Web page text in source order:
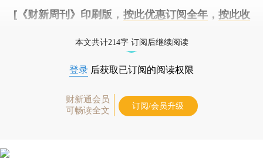
[《财新周刊》印刷版， 按此优惠订阅全年， 按此收
本文共计214字 订阅后继续阅读
登录 后获取已订阅的阅读权限
财新通会员
可畅读全文
订阅/会员升级